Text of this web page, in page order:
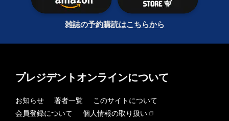
雑誌の予約購読はこちらから
プレジデントオンラインについて
お知らせ 著者一覧
このサイトについて
会員登録について
個人情報の取り扱い